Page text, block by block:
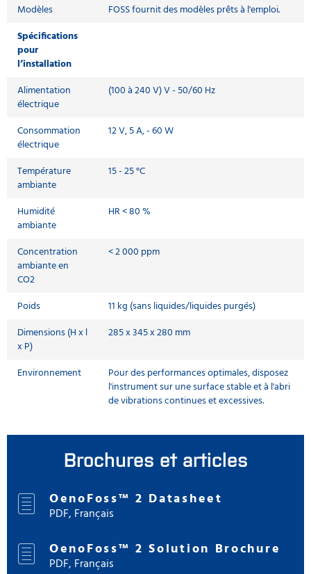
Modèles
FOSS fournit des modèles prêts à l'emploi.
Spécifications
pour
l’installation
Alimentation
électrique
(100 à 240 V) V - 50/60 Hz
Consommation
électrique
12 V, 5 A, - 60 W
Température
ambiante
15 - 25 °C
Humidité
ambiante
HR < 80 %
Concentration
ambiante en
CO2
< 2 000 ppm
Poids
11 kg (sans liquides/liquides purgés)
Dimensions (H x l
x P)
285 x 345 x 280 mm
Environnement
Pour des performances optimales, disposez
l'instrument sur une surface stable et à l'abri
de vibrations continues et excessives.
Brochures et articles
OenoFoss™ 2 Datasheet
PDF, Français
OenoFoss™ 2 Solution Brochure
PDF, Français